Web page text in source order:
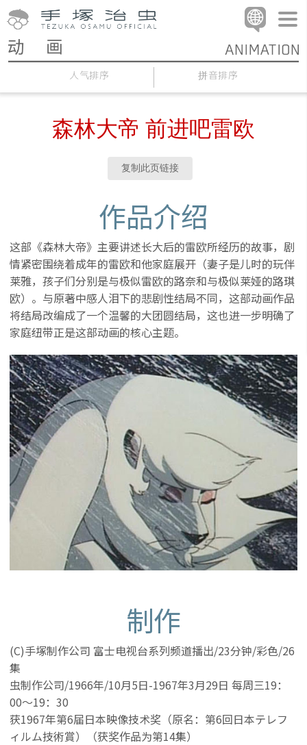
人气排序 拼音排序
森林大帝 前进吧雷欧
复制此页链接
作品介绍
这部《森林大帝》主要讲述长大后的雷欧所经历的故事，剧
情紧密围绕着成年的雷欧和他家庭展开（妻子是儿时的玩伴
莱雅，孩子们分别是与极似雷欧的路奈和与极似莱娅的路琪
欧）。与原著中感人泪下的悲剧性结局不同，这部动画作品
将结局改编成了一个温馨的大团圆结局，这也进一步明确了
家庭纽带正是这部动画的核心主题。
制作
(C)手塚制作公司 富士电视台系列频道播出/23分钟/彩色/26
集
虫制作公司/1966年/10月5日-1967年3月29日 每周三19：
00～19：30
获1967年第6届日本映像技术奖（原名：第6回日本テレフ
ィルム技術賞）（获奖作品为第14集）